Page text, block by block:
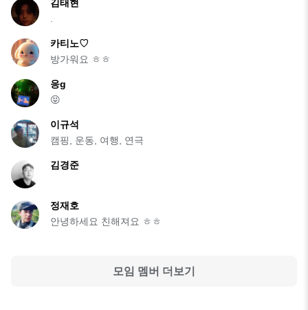
김태현
카티노♡
방가워요 ㅎㅎ
응g
😝
이규석
캠핑, 운동, 여행, 연극
김경준
정재호
안녕하세요 친해져요 ㅎㅎ
모임 멤버 더보기